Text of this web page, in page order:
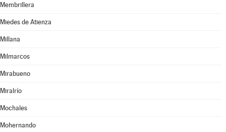
Membrillera
Miedes de Atienza
Millana
Milmarcos
Mirabueno
Miralrío
Mochales
Mohernando